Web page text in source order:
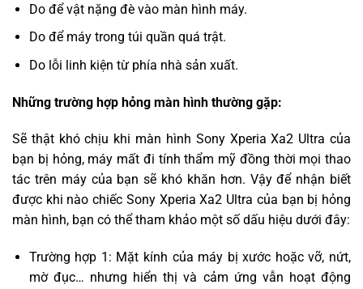
Do để vật nặng đè vào màn hình máy.
Do để máy trong túi quần quá trật.
Do lỗi linh kiện từ phía nhà sản xuất.
Những trường hợp hỏng màn hình thường gặp:
Sẽ thật khó chịu khi màn hình Sony Xperia Xa2 Ultra của
bạn bị hỏng, máy mất đi tính thẩm mỹ đồng thời mọi thao
tác trên máy của bạn sẽ khó khăn hơn. Vậy để nhận biết
được khi nào chiếc Sony Xperia Xa2 Ultra của bạn bị hỏng
màn hình, bạn có thể tham khảo một số dấu hiệu dưới đây:
Trường hợp 1: Mặt kính của máy bị xước hoặc vỡ, nứt,
mờ đục… nhưng hiển thị và cảm ứng vẫn hoạt động